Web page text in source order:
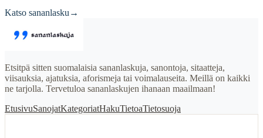
Katso sananlasku →
Etsitpä sitten suomalaisia sananlaskuja, sanontoja, sitaatteja,
viisauksia, ajatuksia, aforismeja tai voimalauseita. Meillä on kaikki
ne tarjolla. Tervetuloa sananlaskujen ihanaan maailmaan!
EtusivuSanojatKategoriatHakuTietoaTietosuoja